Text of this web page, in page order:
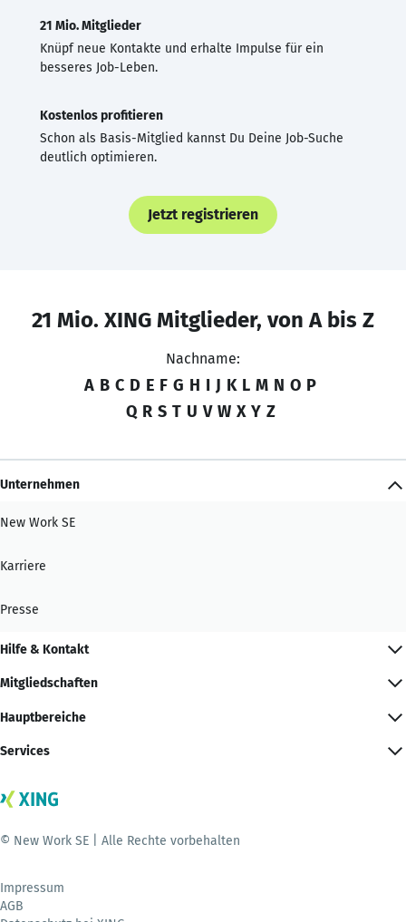
21 Mio. Mitglieder
Knüpf neue Kontakte und erhalte Impulse für ein
besseres Job-Leben.
Kostenlos profitieren
Schon als Basis-Mitglied kannst Du Deine Job-Suche
deutlich optimieren.
Jetzt registrieren
21 Mio. XING Mitglieder, von A bis Z
Nachname:
A B C D E F G H I J K L M N O P
Q R S T U V W X Y Z
Unternehmen
New Work SE
Karriere
Presse
Hilfe & Kontakt
Mitgliedschaften
Hauptbereiche
Services
© New Work SE | Alle Rechte vorbehalten
Impressum
AGB